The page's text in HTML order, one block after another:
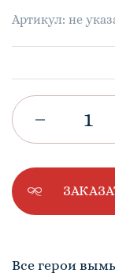
Артикул: не
Все герои